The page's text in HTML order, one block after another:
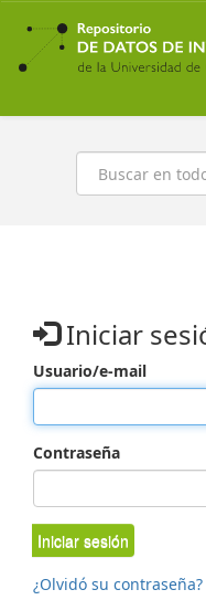
Ir
contenido
principal
Buscar
Iniciar
Usuario/e-mail
Contraseña
Iniciar sesión
¿Olvidó su contraseña?